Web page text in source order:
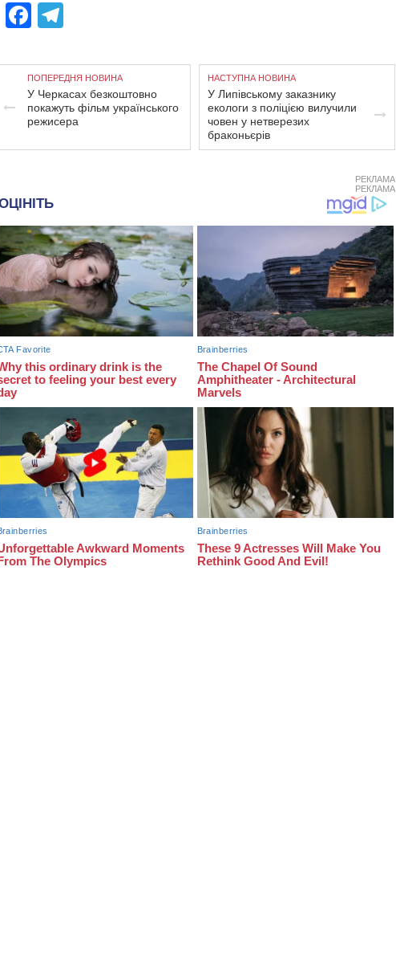
Facebook
ПОПЕРЕДНЯ НОВИНА
У Черкасах безкоштовно
покажуть фільм українського
режисера
НАСТУПНА НОВИНА
У Липівському заказнику
екологи з поліцією вилучили
човен у нетверезих
браконьєрів
РЕКЛАМА
РЕКЛАМА